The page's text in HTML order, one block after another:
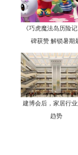
《巧虎魔法岛历险
碑获赞 解锁暑期
建博会后，家居行
趋势